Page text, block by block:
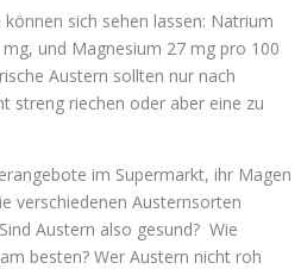
sich sehen lassen: Natrium
und Magnesium 27 mg pro 100
Austern sollten nur nach
streng riechen oder aber eine zu
im Supermarkt, ihr Magen
verschiedenen Austernsorten
Austern also gesund? Wie
besten? Wer Austern nicht roh